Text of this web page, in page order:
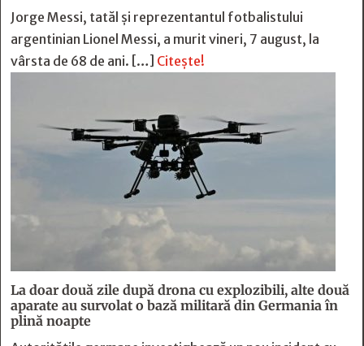
Jorge Messi, tatăl și reprezentantul fotbalistului
argentinian Lionel Messi, a murit vineri, 7 august, la
vârsta de 68 de ani. […] Citește!
La doar două zile după drona cu explozibili, alte două
aparate au survolat o bază militară din Germania în
plină noapte